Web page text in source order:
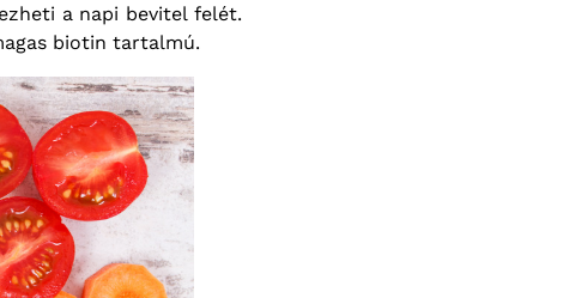
a napi bevitel felét.
biotin tartalmú.